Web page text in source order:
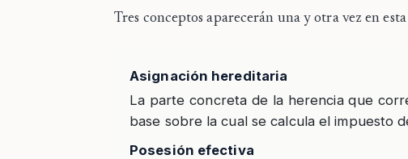
Tres conceptos aparecerán una y otra vez en
Asignación hereditaria
La parte concreta de la herencia que
base sobre la cual se calcula el impuesto
Posesión efectiva